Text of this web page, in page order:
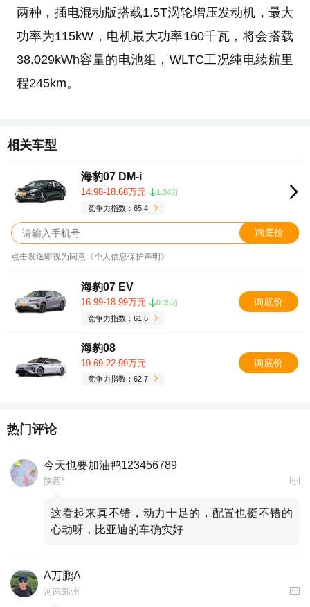
两种，插电混动版搭载1.5T涡轮增压发动机，最大
功率为115kW，电机最大功率160千瓦，将会搭载
38.029kWh容量的电池组，WLTC工况纯电续航里
程245km。
相关车型
海豹07 DM-i
14.98-18.68万元
1.34万
竞争力指数：65.4
询底价
点击发送即视为同意《个人信息保护声明》
海豹07 EV
16.99-18.99万元
0.35万
竞争力指数：61.6
询底价
海豹08
19.69-22.99万元
竞争力指数：62.7
询底价
热门评论
今天也要加油鸭123456789
陕西*
这看起来真不错，动力十足的，配置也挺不错的
心动呀，比亚迪的车确实好
A万鹏A
河南郑州